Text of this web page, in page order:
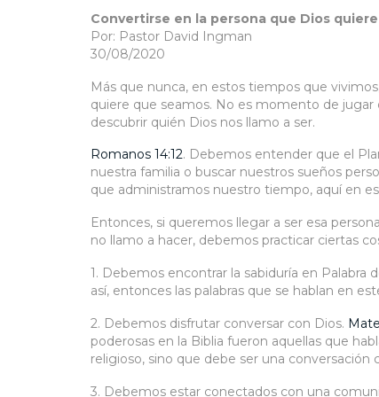
Convertirse en la persona que Dios quiere
Por: Pastor David Ingman
30/08/2020
Más que nunca, en estos tiempos que
quiere que seamos. No es momento de jugar
descubrir quién Dios nos llamo a ser.
Romanos 14:12. Debemos entender que el
nuestra familia o buscar nuestros sueños
que administramos nuestro tiempo, aquí en
Entonces, si queremos llegar a ser esa
no llamo a hacer, debemos practicar ciertas
1. Debemos encontrar la sabiduría en Palabra
así, entonces las palabras que se hablan en
2. Debemos disfrutar conversar con Dios.
poderosas en la Biblia fueron aquellas que
religioso, sino que debe ser una conversación
3. Debemos estar conectados con una